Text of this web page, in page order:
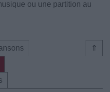
ou une partition au
⇑